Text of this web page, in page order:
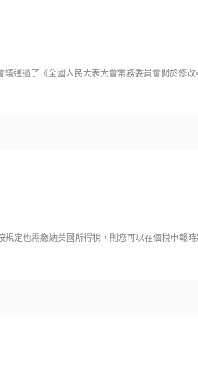
過了《全國人民大表大會常務委員會關於修
定也需繳納美國所得稅，則您可以在個稅申報